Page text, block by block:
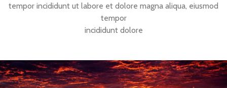
tempor incididunt ut labore et dolore magna aliqua, eiusmod
tempor
incididunt dolore